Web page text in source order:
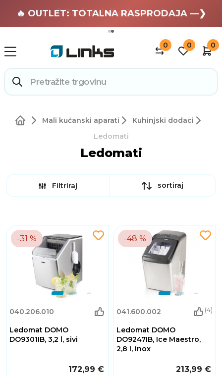
🏄 Zaslužuješ odmor —❯
🔥 OUTLET: TOTALNA RASPRODAJA —❯
0 0 0
Mali kućanski aparati
Kuhinjski dodaci
Ledomati
Ledomati
Filtriraj sortiraj
-31 %
040.206.010
Ledomat DOMO
DO9301IB, 3,2 l, sivi
172,99 €
-48 %
041.600.002 (4)
Ledomat DOMO
DO9247IB, Ice Maestro,
2,8 l, inox
213,99 €